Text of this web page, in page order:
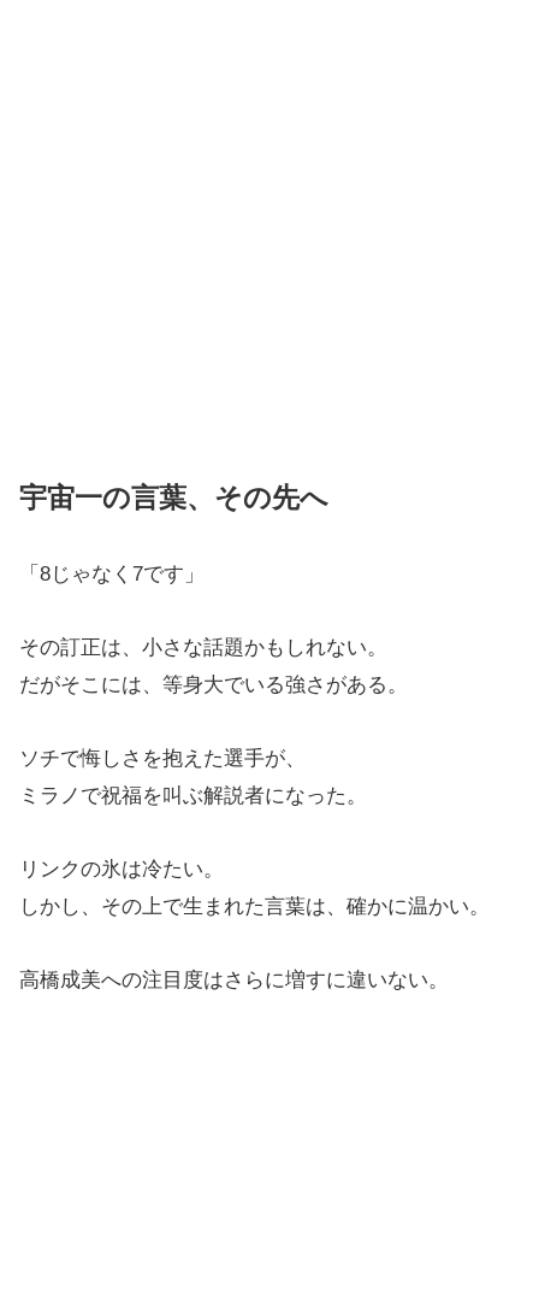
宇宙一の言葉、その先へ
「8じゃなく7です」
その訂正は、小さな話題かもしれない。
だがそこには、等身大でいる強さがある。
ソチで悔しさを抱えた選手が、
ミラノで祝福を叫ぶ解説者になった。
リンクの氷は冷たい。
しかし、その上で生まれた言葉は、確かに温かい。
高橋成美への注目度はさらに増すに違いない。